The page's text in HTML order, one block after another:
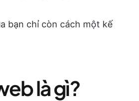
bạn chỉ còn cách một kế
là gì?